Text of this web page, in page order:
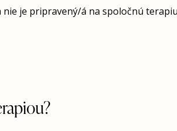
je pripravený/á na spoločnú